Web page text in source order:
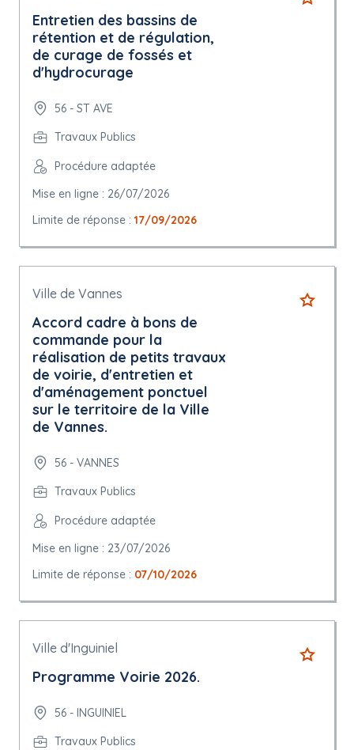
Entretien des bassins de
rétention et de régulation,
de curage de fossés et
d'hydrocurage
56 - ST AVE
Travaux Publics
Procédure adaptée
Mise en ligne : 26/07/2026
Limite de réponse : 17/09/2026
Ville de Vannes
Accord cadre à bons de
commande pour la
réalisation de petits travaux
de voirie, d'entretien et
d'aménagement ponctuel
sur le territoire de la Ville
de Vannes.
56 - VANNES
Travaux Publics
Procédure adaptée
Mise en ligne : 23/07/2026
Limite de réponse : 07/10/2026
Ville d'Inguiniel
Programme Voirie 2026.
56 - INGUINIEL
Travaux Publics